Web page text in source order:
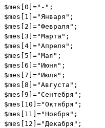
$mes[0]="-";
$mes[1]="Января";
$mes[2]="Февраля";
$mes[3]="Марта";
$mes[4]="Апреля";
$mes[5]="Мая";
$mes[6]="Июня";
$mes[7]="Июля";
$mes[8]="Августа";
$mes[9]="Сентебря";
$mes[10]="Октября";
$mes[11]="Ноября";
$mes[12]="Декабря";